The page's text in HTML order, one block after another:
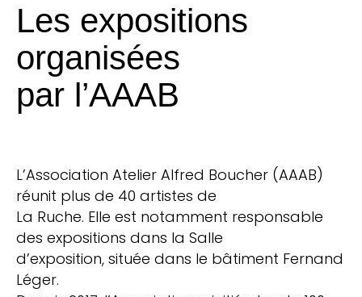
Les expositions
organisées
par l’AAAB
L’Association Atelier Alfred Boucher (AAAB)
réunit plus de 40 artistes de
La Ruche. Elle est notamment responsable
des expositions dans la Salle
d’exposition, située dans le bâtiment Fernand
Léger.